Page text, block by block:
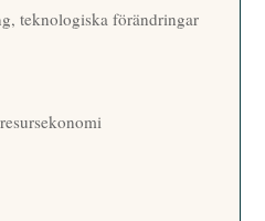
teknologiska förändringar